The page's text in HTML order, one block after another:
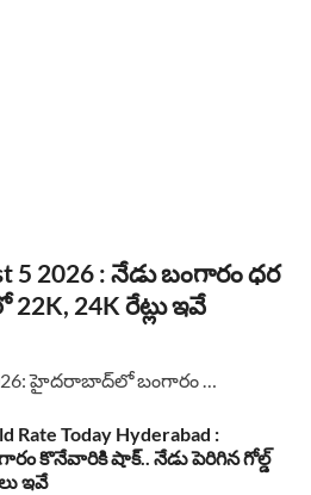
5 2026 : నేడు బంగారం ధర
24K రేట్లు ఇవే
హైదరాబాద్‌లో బంగారం …
Rate Today Hyderabad :
కొనేవారికి షాక్.. నేడు పెరిగిన గోల్డ్
ఇవే